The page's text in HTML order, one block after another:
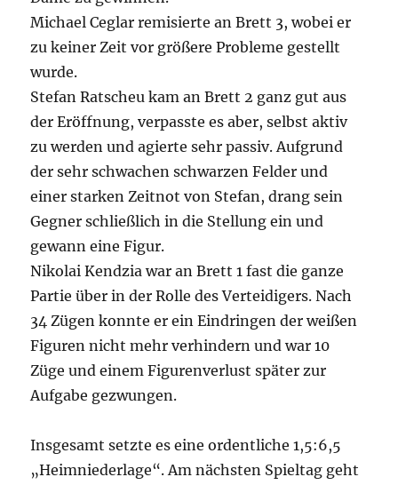
Michael Ceglar remisierte an Brett 3, wobei er
zu keiner Zeit vor größere Probleme gestellt
wurde.
Stefan Ratscheu kam an Brett 2 ganz gut aus
der Eröffnung, verpasste es aber, selbst aktiv
zu werden und agierte sehr passiv. Aufgrund
der sehr schwachen schwarzen Felder und
einer starken Zeitnot von Stefan, drang sein
Gegner schließlich in die Stellung ein und
gewann eine Figur.
Nikolai Kendzia war an Brett 1 fast die ganze
Partie über in der Rolle des Verteidigers. Nach
34 Zügen konnte er ein Eindringen der weißen
Figuren nicht mehr verhindern und war 10
Züge und einem Figurenverlust später zur
Aufgabe gezwungen.
Insgesamt setzte es eine ordentliche 1,5:6,5
„Heimniederlage“. Am nächsten Spieltag geht